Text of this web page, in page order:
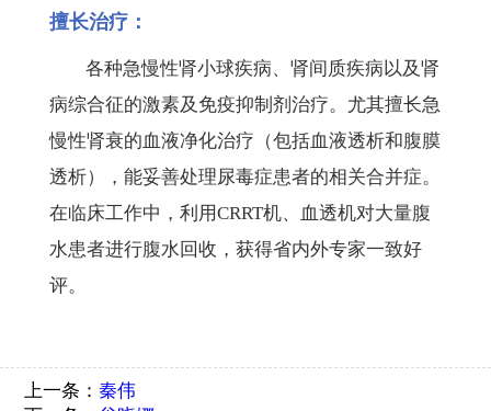
擅长治疗：
各种急慢性肾小球疾病、肾间质疾病以及肾
病综合征的激素及免疫抑制剂治疗。尤其擅长急
慢性肾衰的血液净化治疗（包括血液透析和腹膜
透析），能妥善处理尿毒症患者的相关合并症。
在临床工作中，利用CRRT机、血透机对大量腹
水患者进行腹水回收，获得省内外专家一致好
评。
上一条：秦伟